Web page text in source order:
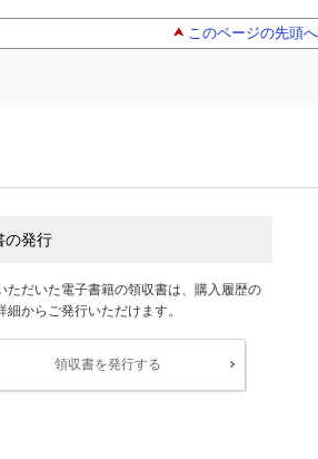
このページの先頭へ
の発行
ただいた電子書籍の領収書は、購入履歴の
細からご発行いただけます。
領収書を発行する